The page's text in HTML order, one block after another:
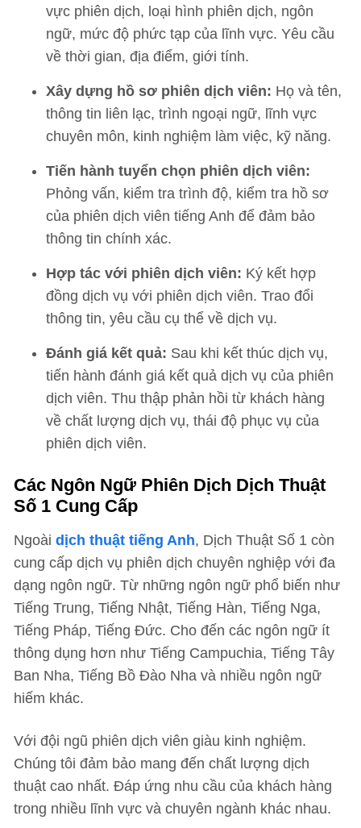
vực phiên dịch, loại hình phiên dịch, ngôn
ngữ, mức độ phức tạp của lĩnh vực. Yêu cầu
về thời gian, địa điểm, giới tính.
Xây dựng hồ sơ phiên dịch viên: Họ và tên,
thông tin liên lạc, trình ngoại ngữ, lĩnh vực
chuyên môn, kinh nghiệm làm việc, kỹ năng.
Tiến hành tuyển chọn phiên dịch viên:
Phỏng vấn, kiểm tra trình độ, kiểm tra hồ sơ
của phiên dịch viên tiếng Anh để đảm bảo
thông tin chính xác.
Hợp tác với phiên dịch viên: Ký kết hợp
đồng dịch vụ với phiên dịch viên. Trao đổi
thông tin, yêu cầu cụ thể về dịch vụ.
Đánh giá kết quả: Sau khi kết thúc dịch vụ,
tiến hành đánh giá kết quả dịch vụ của phiên
dịch viên. Thu thập phản hồi từ khách hàng
về chất lượng dịch vụ, thái độ phục vụ của
phiên dịch viên.
Các Ngôn Ngữ Phiên Dịch Dịch Thuật
Số 1 Cung Cấp
Ngoài dịch thuật tiếng Anh, Dịch Thuật Số 1 còn
cung cấp dịch vụ phiên dịch chuyên nghiệp với đa
dạng ngôn ngữ. Từ những ngôn ngữ phổ biến như
Tiếng Trung, Tiếng Nhật, Tiếng Hàn, Tiếng Nga,
Tiếng Pháp, Tiếng Đức. Cho đến các ngôn ngữ ít
thông dụng hơn như Tiếng Campuchia, Tiếng Tây
Ban Nha, Tiếng Bồ Đào Nha và nhiều ngôn ngữ
hiếm khác.
Với đội ngũ phiên dịch viên giàu kinh nghiệm.
Chúng tôi đảm bảo mang đến chất lượng dịch
thuật cao nhất. Đáp ứng nhu cầu của khách hàng
trong nhiều lĩnh vực và chuyên ngành khác nhau.